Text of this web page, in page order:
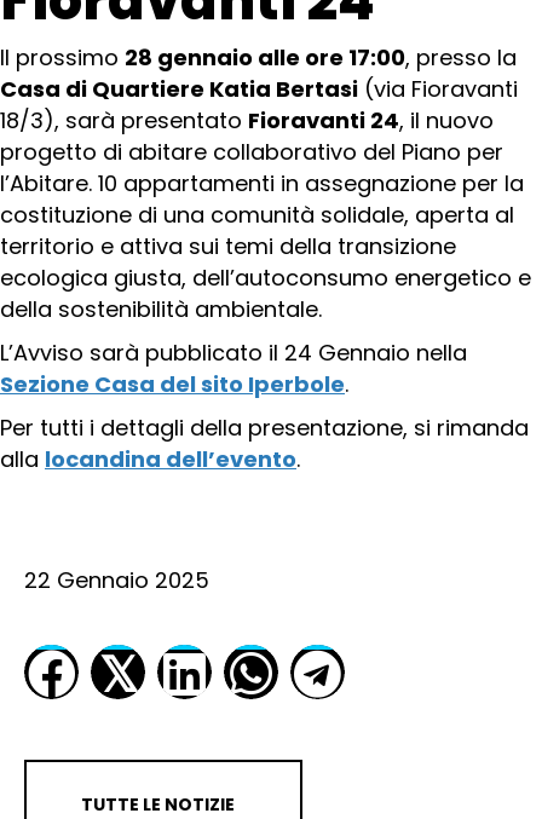
Il prossimo 28 gennaio alle ore 17:00, presso la
Casa di Quartiere Katia Bertasi (via Fioravanti
18/3), sarà presentato Fioravanti 24, il nuovo
progetto di abitare collaborativo del Piano per
l’Abitare. 10 appartamenti in assegnazione per la
costituzione di una comunità solidale, aperta al
territorio e attiva sui temi della transizione
ecologica giusta, dell’autoconsumo energetico e
della sostenibilità ambientale.
L’Avviso sarà pubblicato il 24 Gennaio nella
Sezione Casa del sito Iperbole.
Per tutti i dettagli della presentazione, si rimanda
alla locandina dell’evento.
22 Gennaio 2025
𝕏
TUTTE LE NOTIZIE